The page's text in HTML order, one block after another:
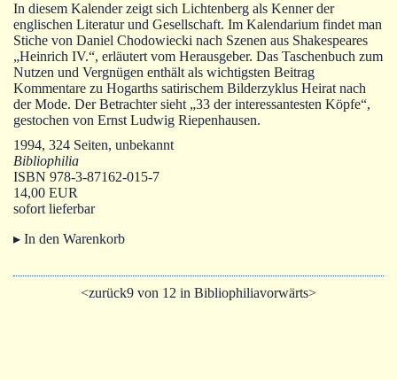
Warenkorb
In diesem Kalender zeigt sich Lichtenberg als Kenner der
englischen Literatur und Gesellschaft. Im Kalendarium findet man
Stiche von Daniel Chodowiecki nach Szenen aus Shakespeares
„Heinrich IV.“, erläutert vom Herausgeber. Das Taschenbuch zum
Nutzen und Vergnügen enthält als wichtigsten Beitrag
Kommentare zu Hogarths satirischem Bilderzyklus Heirat nach
der Mode. Der Betrachter sieht „33 der interessantesten Köpfe“,
gestochen von Ernst Ludwig Riepenhausen.
1994, 324 Seiten, unbekannt
Bibliophilia
ISBN 978-3-87162-015-7
14,00 EUR
sofort lieferbar
▸ In den Warenkorb
<zurück9 von 12 in Bibliophiliavorwärts>